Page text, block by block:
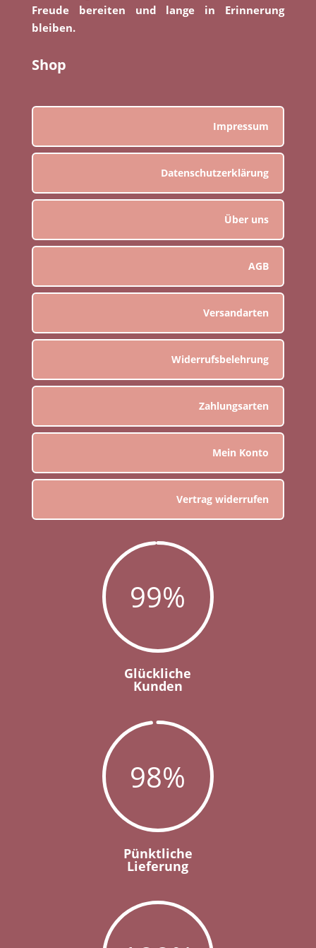
Freude bereiten und lange in Erinnerung
bleiben.
Shop
Impressum
Datenschutzerklärung
Über uns
AGB
Versandarten
Widerrufsbelehrung
Zahlungsarten
Mein Konto
Vertrag widerrufen
99%
Glückliche
Kunden
98%
Pünktliche
Lieferung